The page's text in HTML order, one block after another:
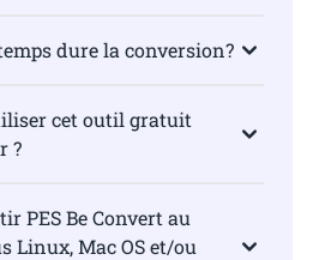
dure la conversion?
cet outil gratuit
?
PES Be Convert au
Linux, Mac OS et/ou